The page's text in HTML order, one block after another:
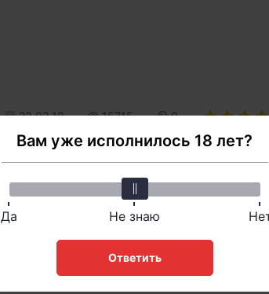
23.03.18 15715 0
Фиш в покере
Что такое Фиш в покере и как он
Вам уже исполнилось 18 лет?
Не знаю
Да
Ответить